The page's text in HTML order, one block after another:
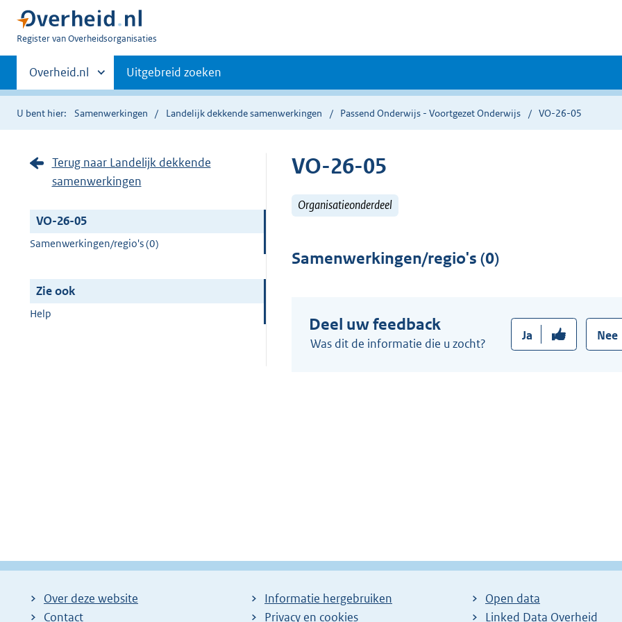
U
Register van Overheidsorganisaties
Primaire
navigatie
Andere
sites
binnen
Overheid.nl Uitgebreid zoeken
U bent hier: Samenwerkingen Landelijk dekkende samenwerkingen Passend Onderwijs - Voortgezet Onderwijs VO-26-05
Terug naar Landelijk dekkende
samenwerkingen
VO-26-05
Samenwerkingen/regio's (0)
Zie ook
Help
VO-26-05
Organisatieonderdeel
Samenwerkingen/regio's (0)
Deel uw feedback
Was dit de informatie die u zocht?
Ja Nee
Over deze website
Contact
Informatie hergebruiken
Privacy en cookies
Open data
Linked Data Overheid